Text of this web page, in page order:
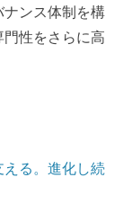
ンス体制を構
性をさらに高
る。進化し続